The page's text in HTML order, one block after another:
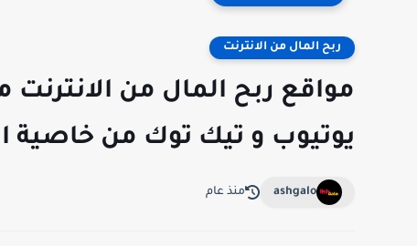
ربح المال من الانترنت
مواقع ربح المال من
يوتيوب و تيك توك من خاصية
ashgalo منذ عام